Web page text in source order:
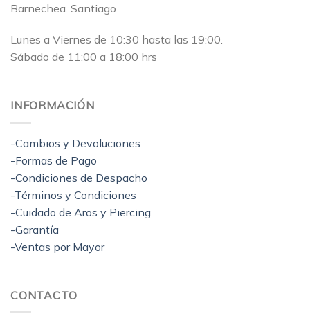
Barnechea. Santiago
Lunes a Viernes de 10:30 hasta las 19:00.
Sábado de 11:00 a 18:00 hrs
INFORMACIÓN
-Cambios y Devoluciones
-Formas de Pago
-Condiciones de Despacho
-Términos y Condiciones
-Cuidado de Aros y Piercing
-Garantía
-Ventas por Mayor
CONTACTO